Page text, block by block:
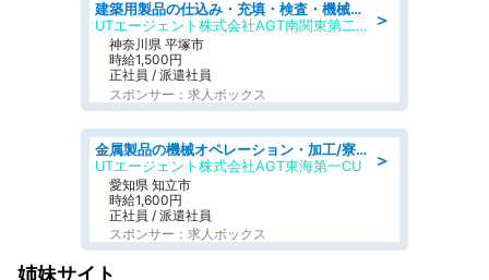
＞
建築用製品の仕込み・充填・検査・機械操作/寮完備/日払い/工場・製造
UTエージェント株式会社AGT南関東第二CU
神奈川県 平塚市
時給1,500円
正社員 / 派遣社員
スポンサー：求人ボックス
＞
金属製品の機械オペレーション・加工/寮完備/日払い/工場・製造
UTエージェント株式会社AGT東海第一CU
愛知県 知立市
時給1,600円
正社員 / 派遣社員
スポンサー：求人ボックス
姉妹サイト